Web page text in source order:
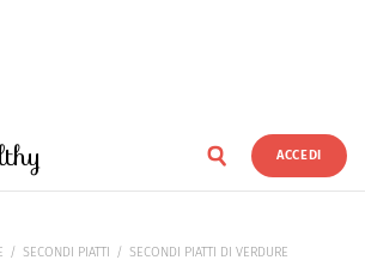
ACCEDI
SECONDI PIATTI SECONDI PIATTI DI VERDURE